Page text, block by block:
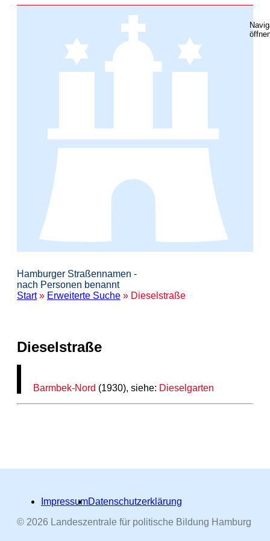
Hamburger Straßennamen -
nach Personen benannt
Start» Erweiterte Suche » Dieselstraße
Dieselstraße
Barmbek-Nord (1930), siehe: Dieselgarten
ImpressumDatenschutzerklärung
© 2026 Landeszentrale für politische Bildung Hamburg